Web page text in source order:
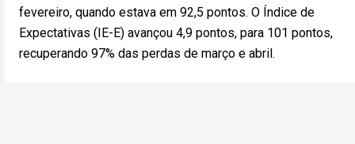
fevereiro, quando estava em 92,5 pontos. O Índice de
Expectativas (IE-E) avançou 4,9 pontos, para 101 pontos,
recuperando 97% das perdas de março e abril.